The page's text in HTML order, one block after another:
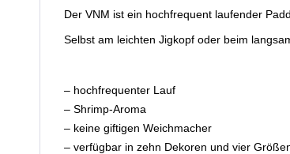
Der VNM ist ein hochfrequent laufender
Selbst am leichten Jigkopf oder beim
– hochfrequenter Lauf
– Shrimp-Aroma
– keine giftigen Weichmacher
– verfügbar in zehn Dekoren und vier